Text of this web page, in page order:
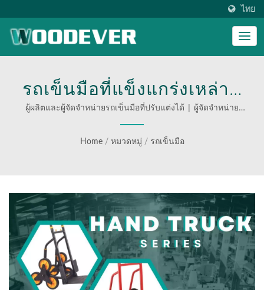
ไทย
รถเข็นมือที่แข็งแกร่งเหล่านี้
ถูกออกแบบมาเพื่อเคลื่อน
ย้ายทุกอย่างตั้งแต่ตู้เย็นที่
อุตสาหกรรม. | ค้นพบ
อุปกรณ์จัดการวัสดุที่ทนทาน
และหลากหลายของ
WOODEVER
ผู้ผลิตและผู้จัดจำหน่ายรถเข็นมือที่ปรับแต่งได้ | ผู้จัดจำหน่าย
OEM/ODM | รถเข็นมัลติฟังก์ชันสำหรับโลจิสติกส์ที่มี
ประสิทธิภาพ
Home / หมวดหมู่ / รถเข็นมือ